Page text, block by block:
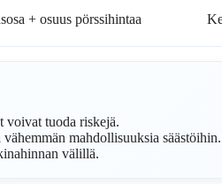
+ osuus pörssihintaa
voivat tuoda riskejä.
mahdollisuuksia säästöihin.
välillä.